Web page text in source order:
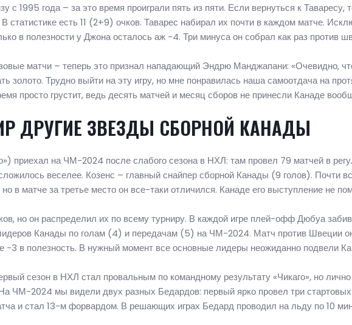
с 1995 года – за это время проиграли пять из пяти. Если вернуться к Таваресу,
есть 11 (2+9) очков. Таварес набирал их почти в каждом матче.
в полезности у Джона осталось аж -4. Три минуса он собрал как раз против
матчи – теперь это признал нападающий Эндрю Манджапани: «Очевидно,
золото. Трудно выйти на эту игру, но мне понравилась наша самоотдача на
просто грустит, ведь десять матчей и месяц сборов не принесли Канаде
ДРУГИЕ ЗВЕЗДЫ СБОРНОЙ КАНАДЫ
приехал на ЧМ-2024 после слабого сезона в НХЛ: там провел 79 матчей в
веселее. Козенс – главный снайпер сборной Канады (9 голов). Почти
в матче за третье место он все-таки отличился. Канаде его выступление не
но он распределил их по всему турниру. В каждой игре плей-офф Дюбуа
Канады по голам (4) и передачам (5) на ЧМ-2024. Матч против Швеции
-3 в полезность. В нужный момент все основные лидеры неожиданно подвели
сезон в НХЛ стал провальным по командному результату «Чикаго», но
ЧМ-2024 мы видели двух разных Бедардов: первый ярко провел три
и стал 13-м форвардом. В решающих играх Бедард проводил на льду по 10